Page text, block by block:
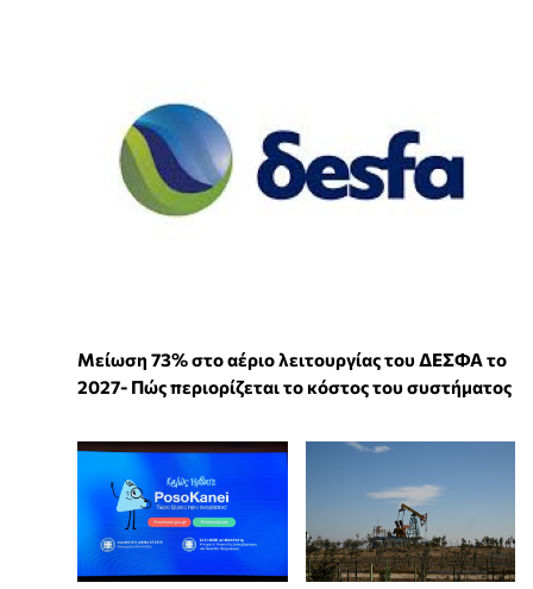
Μείωση 73% στο αέριο λειτουργίας του ΔΕΣΦΑ το
2027- Πώς περιορίζεται το κόστος του συστήματος